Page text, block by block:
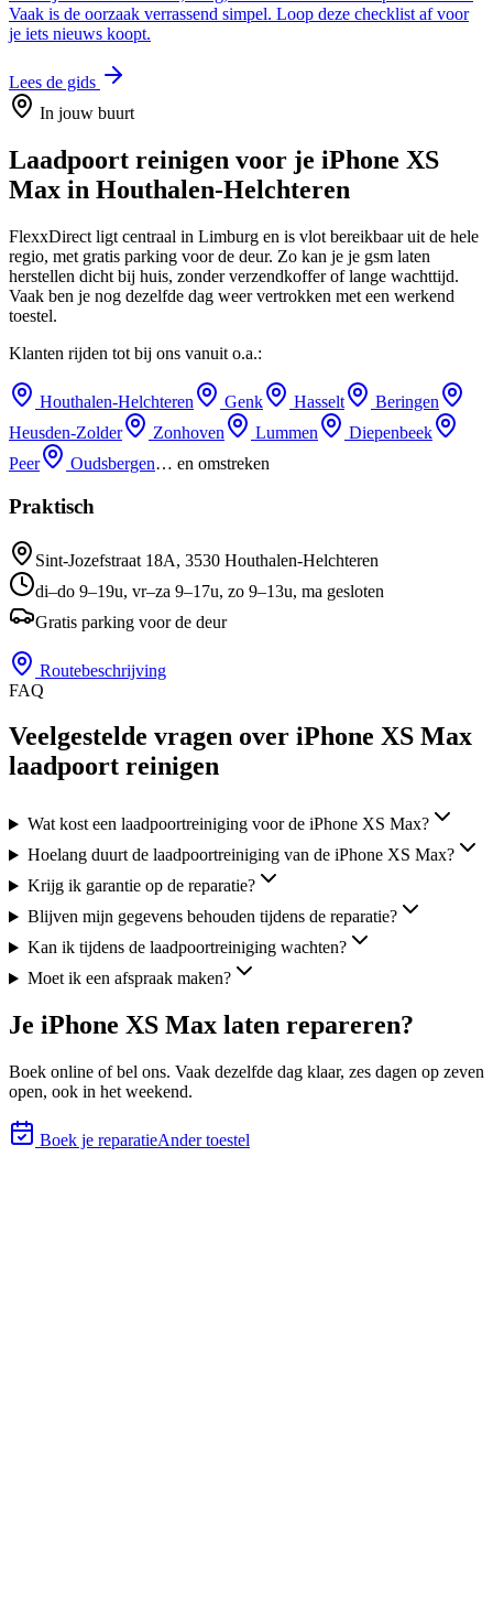
Vaak is de oorzaak verrassend simpel. Loop deze checklist af voor
je iets nieuws koopt.
Lees de gids
In jouw buurt
Laadpoort reinigen voor je iPhone XS
Max in Houthalen-Helchteren
FlexxDirect ligt centraal in Limburg en is vlot bereikbaar uit de hele
regio, met gratis parking voor de deur. Zo kan je je gsm laten
herstellen dicht bij huis, zonder verzendkoffer of lange wachttijd.
Vaak ben je nog dezelfde dag weer vertrokken met een werkend
toestel.
Klanten rijden tot bij ons vanuit o.a.:
Houthalen-Helchteren Genk Hasselt
Beringen
Heusden-Zolder
Zonhoven Lummen
Diepenbeek
Peer
Oudsbergen… en omstreken
Praktisch
Sint-Jozefstraat 18A, 3530 Houthalen-Helchteren
di–do 9–19u, vr–za 9–17u, zo 9–13u, ma gesloten
Gratis parking voor de deur
Routebeschrijving
FAQ
Veelgestelde vragen over iPhone XS Max
laadpoort reinigen
Wat kost een laadpoortreiniging voor de iPhone XS Max?
Hoelang duurt de laadpoortreiniging van de iPhone XS Max?
Krijg ik garantie op de reparatie?
Blijven mijn gegevens behouden tijdens de reparatie?
Kan ik tijdens de laadpoortreiniging wachten?
Moet ik een afspraak maken?
Je iPhone XS Max laten repareren?
Boek online of bel ons. Vaak dezelfde dag klaar, zes dagen op zeven
open, ook in het weekend.
Boek je reparatieAnder toestel